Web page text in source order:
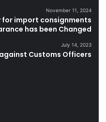
November 11, 2024
for import consignments
has been Changed
July 14, 2023
against Customs Officers